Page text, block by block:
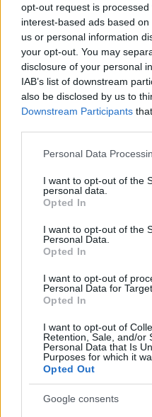
opt-out request is
interest-based ads based
us or personal information
your opt-out. You may
disclosure of your personal
IAB’s list of downstream
also be disclosed by us to
Downstream Participants
Please note that this
not limited to your visit or
grant or deny consent to
use your data for below
consent section.
Personal Data
I want to opt-out of the
personal data.
Opted In
I want to opt-out of the
Personal Data.
Opted In
I want to opt-out of
Personal Data for
Opted In
I want to opt-out of
Retention, Sale, and/or
Personal Data that Is
Purposes for which it
Opted Out
Google consents
Cómo elegir una
emergentes y
Descubre cómo elegir la
Cómo se